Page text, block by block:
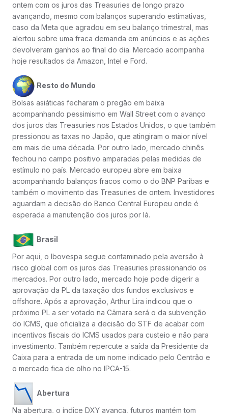
ontem com os juros das Treasuries de longo prazo
avançando, mesmo com balanços superando estimativas,
caso da Meta que agradou em seu balanço trimestral, mas
alertou sobre uma fraca demanda em anúncios e as ações
devolveram ganhos ao final do dia. Mercado acompanha
hoje resultados da Amazon, Intel e Ford.
Resto do Mundo
Bolsas asiáticas fecharam o pregão em baixa
acompanhando pessimismo em Wall Street com o avanço
dos juros das Treasuries nos Estados Unidos, o que também
pressionou as taxas no Japão, que atingiram o maior nível
em mais de uma década. Por outro lado, mercado chinês
fechou no campo positivo amparadas pelas medidas de
estímulo no país. Mercado europeu abre em baixa
acompanhando balanços fracos como o do BNP Paribas e
também o movimento das Treasuries de ontem. Investidores
aguardam a decisão do Banco Central Europeu onde é
esperada a manutenção dos juros por lá.
Brasil
Por aqui, o Ibovespa segue contaminado pela aversão à
risco global com os juros das Treasuries pressionando os
mercados. Por outro lado, mercado hoje pode digerir a
aprovação da PL da taxação dos fundos exclusivos e
offshore. Após a aprovação, Arthur Lira indicou que o
próximo PL a ser votado na Câmara será o da subvenção
do ICMS, que oficializa a decisão do STF de acabar com
incentivos fiscais do ICMS usados para custeio e não para
investimento. Também repercute a saída da Presidente da
Caixa para a entrada de um nome indicado pelo Centrão e
o mercado fica de olho no IPCA-15.
Abertura
Na abertura, o índice DXY avança, futuros mantém tom